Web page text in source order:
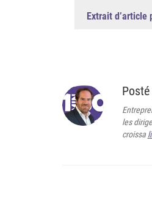
Extrait
les
croissa